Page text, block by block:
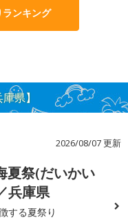
ンキング
県】
2026/08/07 更新
夏祭(だいかい
兵庫県
する夏祭り